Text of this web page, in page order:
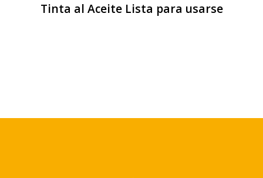
Tinta al Aceite Lista para usarse